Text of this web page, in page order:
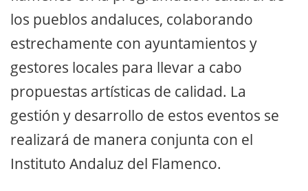
los pueblos andaluces, colaborando
estrechamente con ayuntamientos y
gestores locales para llevar a cabo
propuestas artísticas de calidad. La
gestión y desarrollo de estos eventos se
realizará de manera conjunta con el
Instituto Andaluz del Flamenco.